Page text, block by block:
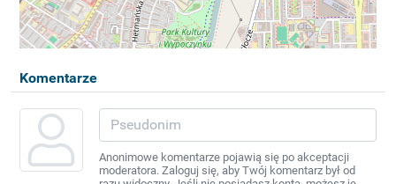
Komentarze
Anonimowe komentarze pojawią się po akceptacji
moderatora. Zaloguj się, aby Twój komentarz był od